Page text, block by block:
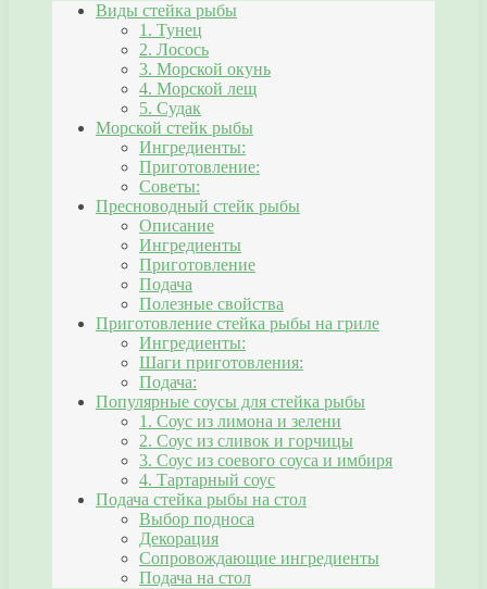
Виды стейка рыбы
1. Тунец
2. Лосось
3. Морской окунь
4. Морской лещ
5. Судак
Морской стейк рыбы
Ингредиенты:
Приготовление:
Советы:
Пресноводный стейк рыбы
Описание
Ингредиенты
Приготовление
Подача
Полезные свойства
Приготовление стейка рыбы на гриле
Ингредиенты:
Шаги приготовления:
Подача:
Популярные соусы для стейка рыбы
1. Соус из лимона и зелени
2. Соус из сливок и горчицы
3. Соус из соевого соуса и имбиря
4. Тартарный соус
Подача стейка рыбы на стол
Выбор подноса
Декорация
Сопровождающие ингредиенты
Подача на стол